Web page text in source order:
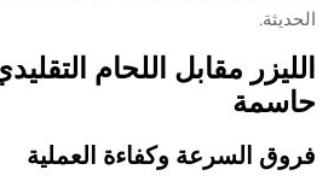
الحديثة.
الليزر مقابل اللحام
حاسمة
فروق السرعة وكفاءة العملية